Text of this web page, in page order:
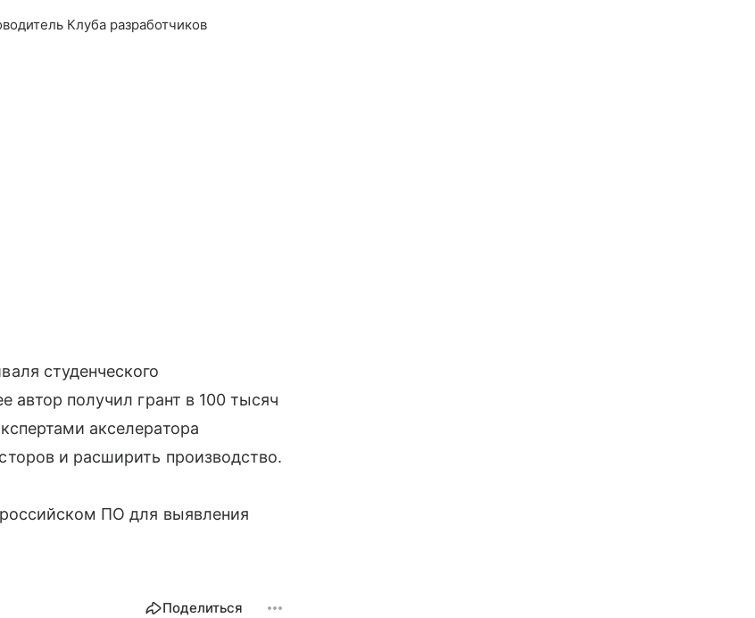
Клуба разработчиков
студенческого
автор получил грант в 100 тысяч
акселератора
и расширить производство.
ПО для выявления
Поделиться